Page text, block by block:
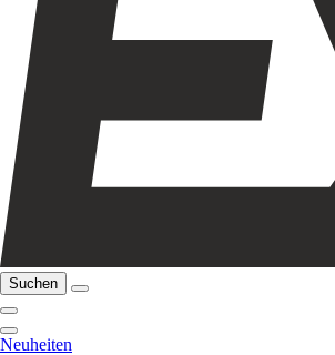
Suchen
Neuheiten